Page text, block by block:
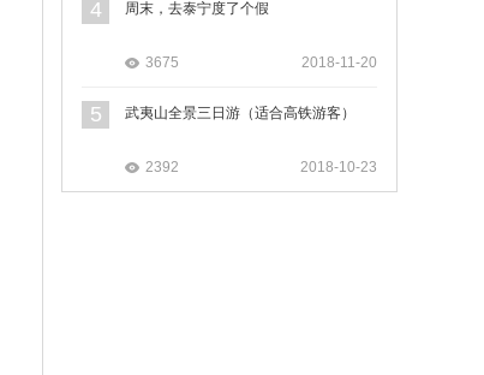
4 周末，去泰宁度了个假
3675 2018-11-20
5 武夷山全景三日游（适合高铁游客）
2392 2018-10-23